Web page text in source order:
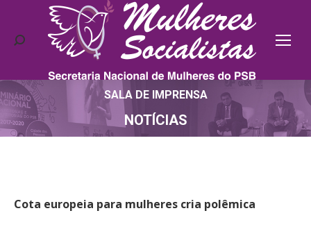
Search:
SALA DE IMPRENSA
NOTÍCIAS
Você está aqui:
Cota europeia para mulheres cria polêmica